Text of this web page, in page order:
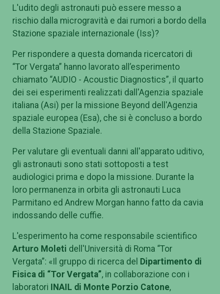
L'udito degli astronauti può essere messo a
rischio dalla microgravità e dai rumori a bordo della
Stazione spaziale internazionale (Iss)?
Per rispondere a questa domanda ricercatori di
“Tor Vergata” hanno lavorato all’esperimento
chiamato “AUDIO - Acoustic Diagnostics”, il quarto
dei sei esperimenti realizzati dall'Agenzia spaziale
italiana (Asi) per la missione Beyond dell'Agenzia
spaziale europea (Esa), che si è concluso a bordo
della Stazione Spaziale.
Per valutare gli eventuali danni all'apparato uditivo,
gli astronauti sono stati sottoposti a test
audiologici prima e dopo la missione. Durante la
loro permanenza in orbita gli astronauti Luca
Parmitano ed Andrew Morgan hanno fatto da cavia
indossando delle cuffie.
L'esperimento ha come responsabile scientifico
Arturo Moleti dell'Università di Roma “Tor
Vergata”: «Il gruppo di ricerca del Dipartimento di
Fisica di “Tor Vergata”, in collaborazione con i
laboratori
INAIL di Monte Porzio Catone,